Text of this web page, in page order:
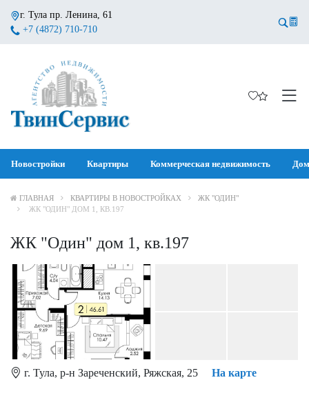
г. Тула пр. Ленина, 61
+7 (4872) 710-710
Новостройки Квартиры Коммерческая недвижимость
ГЛАВНАЯ КВАРТИРЫ В НОВОСТРОЙКАХ
ЖК "ОДИН"
ЖК "ОДИН" ДОМ 1, КВ.197
ЖК "Один" дом 1, кв.197
г. Тула, р-н Зареченский, Ряжская, 25 На карте